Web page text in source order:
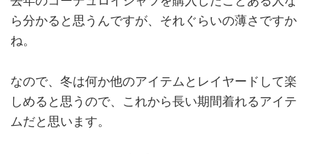
ら分かると思うんですが、それぐらいの薄さですか
ね。
なので、冬は何か他のアイテムとレイヤードして楽
しめると思うので、これから長い期間着れるアイテ
ムだと思います。